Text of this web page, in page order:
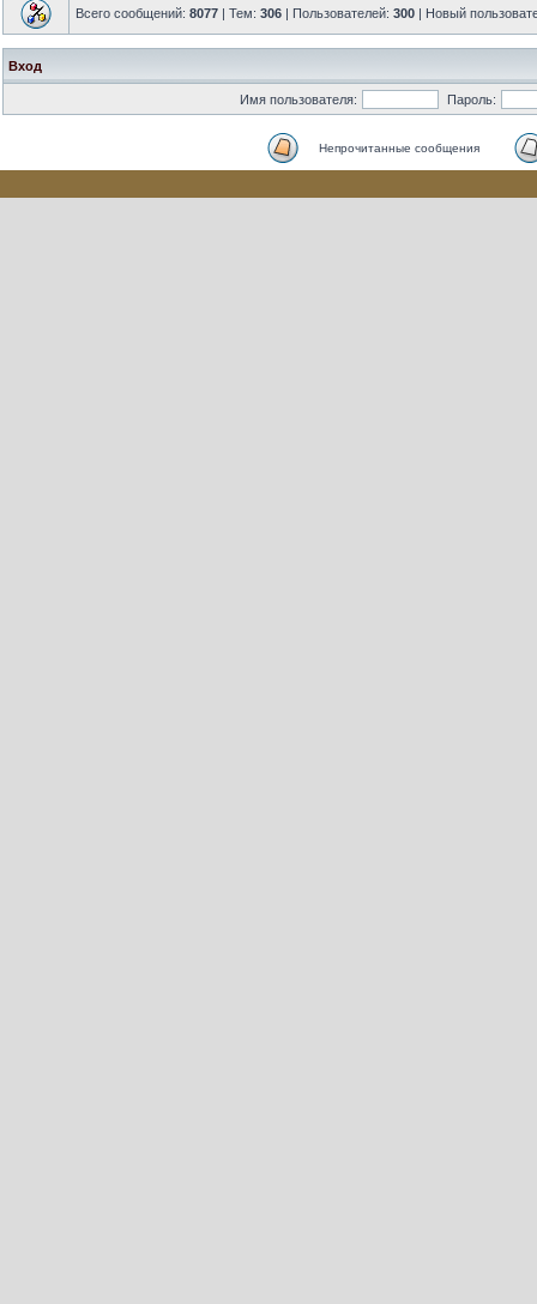
Всего сообщений: 8077 | Тем: 306 | Пользователей: 300 | Новый
Вход
Имя пользователя: Пароль:
Непрочитанные сообщения